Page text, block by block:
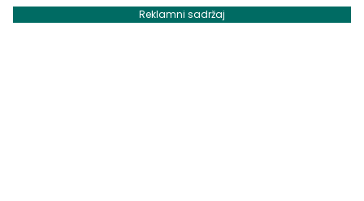
Reklamni sadržaj